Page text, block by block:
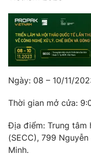
Ngày: 08 – 10/11/
Thời gian mở cửa:
Địa điểm: Trung tâm
(SECC), 799 Nguyễn
Minh.